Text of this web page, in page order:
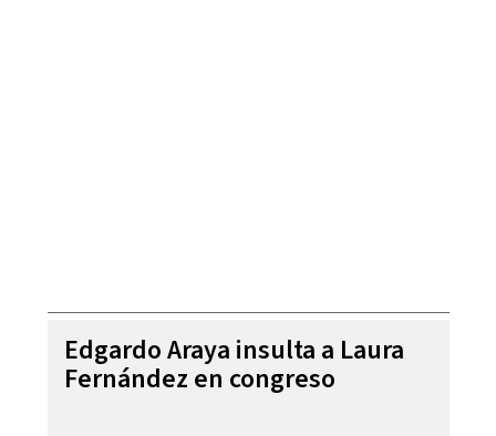
Edgardo Araya insulta a Laura
Fernández en congreso